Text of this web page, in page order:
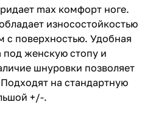
max комфорт ноге.
износостойкостью
с поверхностью. Удобная
под женскую стопу и
шнуровки позволяет
на стандартную
+/-.